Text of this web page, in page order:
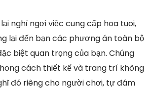
nghỉ ngơi việc cung cấp hoa tuoi,
lại đến bạn các phương án toàn bộ
biệt quan trọng của bạn. Chúng
cách thiết kế và trang trí không
đó riêng cho người chơi, tự đám